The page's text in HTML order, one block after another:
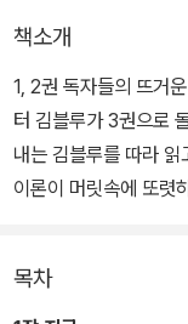
책소개
1, 2권 독자들의 뜨거
터 김블루가 3권으로
내는 김블루를 따라
이론이 머릿속에 또렷
목차